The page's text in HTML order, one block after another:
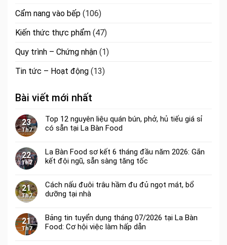
Cẩm nang vào bếp (106)
Kiến thức thực phẩm (47)
Quy trình – Chứng nhận (1)
Tin tức – Hoạt động (13)
Bài viết mới nhất
23
Th7
Top 12 nguyên liệu quán bún, phở, hủ tiếu giá sỉ
có sẵn tại La Bàn Food
22
Th7
La Bàn Food sơ kết 6 tháng đầu năm 2026: Gắn
kết đội ngũ, sẵn sàng tăng tốc
21
Th7
Cách nấu đuôi trâu hầm đu đủ ngọt mát, bổ
dưỡng tại nhà
21
Th7
Bảng tin tuyển dụng tháng 07/2026 tại La Bàn
Food: Cơ hội việc làm hấp dẫn